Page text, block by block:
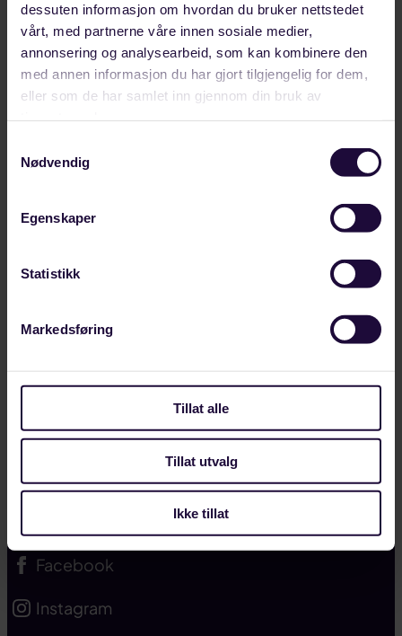
dessuten informasjon om hvordan du bruker nettstedet
vårt, med partnerne våre innen sosiale medier,
annonsering og analysearbeid, som kan kombinere den
med annen informasjon du har gjort tilgjengelig for dem,
eller som de har samlet inn gjennom din bruk av
Nødvendig
Egenskaper
Statistikk
Markedsføring
Tillat alle
Tillat utvalg
Ikke tillat
post@styrke.no
Nyheter
Hvem er vi
Hva vi mener
Presse og profil
Landsmøtet 2025
Facebook
Instagram